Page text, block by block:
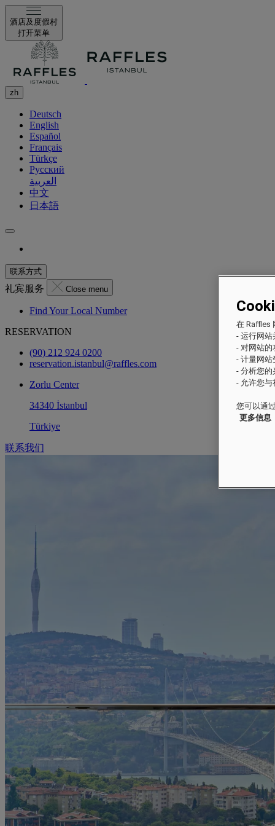
酒店及度假村
打开菜单
zh
Deutsch
English
Español
Français
Türkçe
Русский
العربية
中文
日本語
联系方式
礼宾服务 Close menu
Find Your Local Number
RESERVATION
(90) 212 924 0200
reservation.istanbul@raffles.com
Zorlu Center
34340 İstanbul
Türkiye
联系我们
在 Raffles
- 运行网
- 对网站
- 计量网
- 分析您
- 允许您
您可以通
更多信息